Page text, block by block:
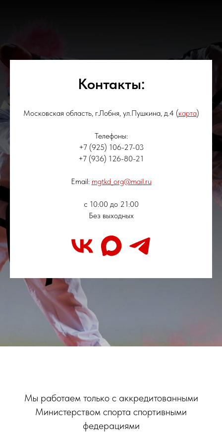
Контакты:
Московская область, г.Лобня, ул.Пушкина, д.4 (карта)
Телефоны:
+7 (925) 106-27-03
+7 (936) 126-80-21
Email: mgtkd_org@mail.ru
с 10:00 до 21:00
Без выходных
Мы работаем только с аккредитованными
Министерством спорта спортивными
федерациями